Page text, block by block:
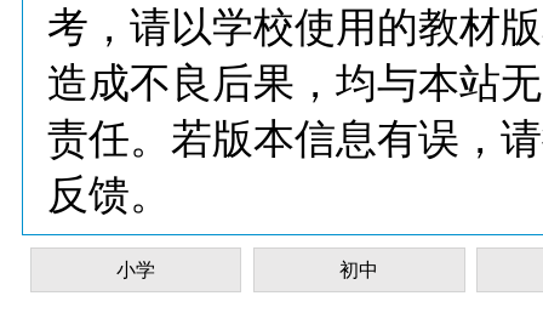
考，请以学校使用的教材
造成不良后果，均与本站
责任。若版本信息有误，
反馈。
小学 初中